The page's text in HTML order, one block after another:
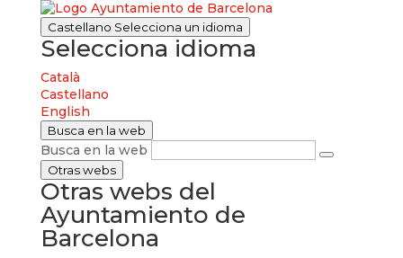
Castellano Selecciona un idioma
Selecciona idioma
Català
Castellano
English
Busca en la web
Busca en la web
Otras webs
Otras webs del
Ayuntamiento de
Barcelona